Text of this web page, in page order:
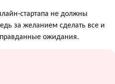
стартапа не должны
за желанием сделать все и
ожидания.